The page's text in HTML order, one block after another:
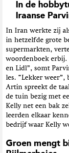
In de
Iraanse
In Iran werkte zij
in hetzelfde grote
supermarkten,
woordenboek erbij.
en Lidl”, somt
les. “Lekker
Artin spreekt de
de tuin bezig met
Kelly net een bak
leerden elkaar
bedrijf waar Kelly
Groen mengt